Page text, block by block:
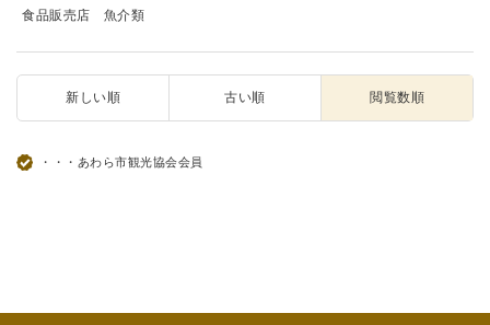
食品販売店
魚介類
新しい順 古い順 閲覧数順
・・・あわら市観光協会会員